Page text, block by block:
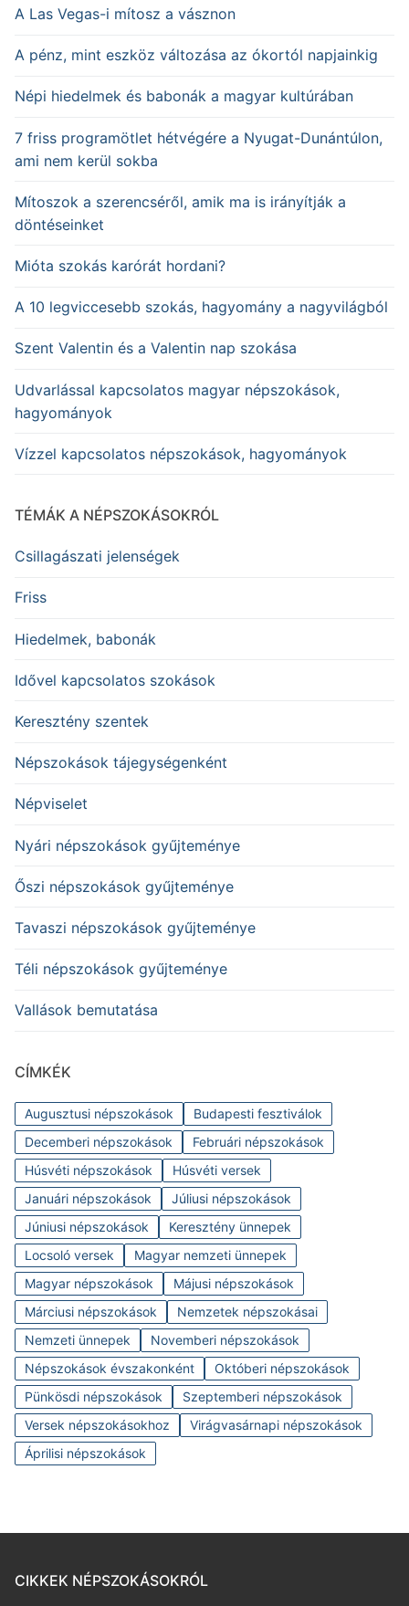
A Las Vegas-i mítosz a vásznon
A pénz, mint eszköz változása az ókortól napjainkig
Népi hiedelmek és babonák a magyar kultúrában
7 friss programötlet hétvégére a Nyugat-Dunántúlon,
ami nem kerül sokba
Mítoszok a szerencséről, amik ma is irányítják a
döntéseinket
Mióta szokás karórát hordani?
A 10 legviccesebb szokás, hagyomány a nagyvilágból
Szent Valentin és a Valentin nap szokása
Udvarlással kapcsolatos magyar népszokások,
hagyományok
Vízzel kapcsolatos népszokások, hagyományok
TÉMÁK A NÉPSZOKÁSOKRÓL
Csillagászati jelenségek
Friss
Hiedelmek, babonák
Idővel kapcsolatos szokások
Keresztény szentek
Népszokások tájegységenként
Népviselet
Nyári népszokások gyűjteménye
Őszi népszokások gyűjteménye
Tavaszi népszokások gyűjteménye
Téli népszokások gyűjteménye
Vallások bemutatása
CÍMKÉK
Augusztusi népszokások
Budapesti fesztiválok
Decemberi népszokások
Februári népszokások
Húsvéti népszokások
Húsvéti versek
Januári népszokások
Júliusi népszokások
Júniusi népszokások
Keresztény ünnepek
Locsoló versek
Magyar nemzeti ünnepek
Magyar népszokások
Májusi népszokások
Márciusi népszokások
Nemzetek népszokásai
Nemzeti ünnepek
Novemberi népszokások
Népszokások évszakonként
Októberi népszokások
Pünkösdi népszokások
Szeptemberi népszokások
Versek népszokásokhoz
Virágvasárnapi népszokások
Áprilisi népszokások
CIKKEK NÉPSZOKÁSOKRÓL